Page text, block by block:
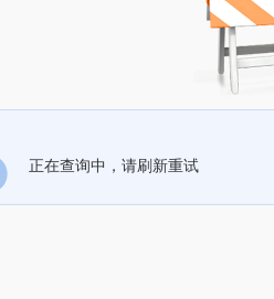
正在查询中，请刷新重试